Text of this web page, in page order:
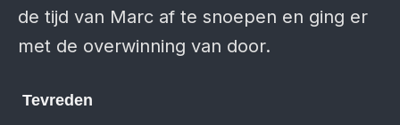
de tijd van Marc af te snoepen en ging er
met de overwinning van door.
Tevreden